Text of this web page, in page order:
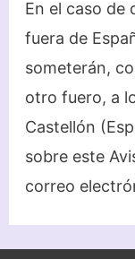
En el caso de
fuera de
someterán,
otro fuero, a
Castellón
sobre este
correo